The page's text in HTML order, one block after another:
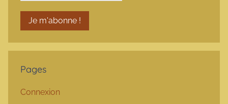
Pages
Connexion